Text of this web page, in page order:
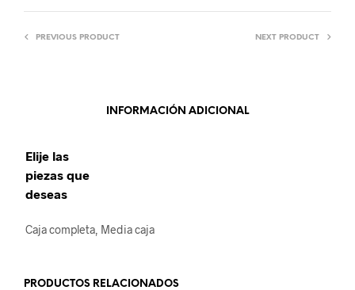
PREVIOUS PRODUCT NEXT PRODUCT
INFORMACIÓN ADICIONAL
Elije las
piezas que
deseas
Caja completa, Media caja
PRODUCTOS RELACIONADOS